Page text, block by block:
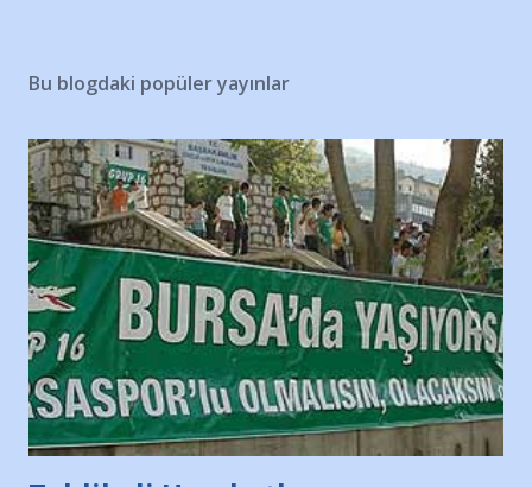
Bu blogdaki popüler yayınlar